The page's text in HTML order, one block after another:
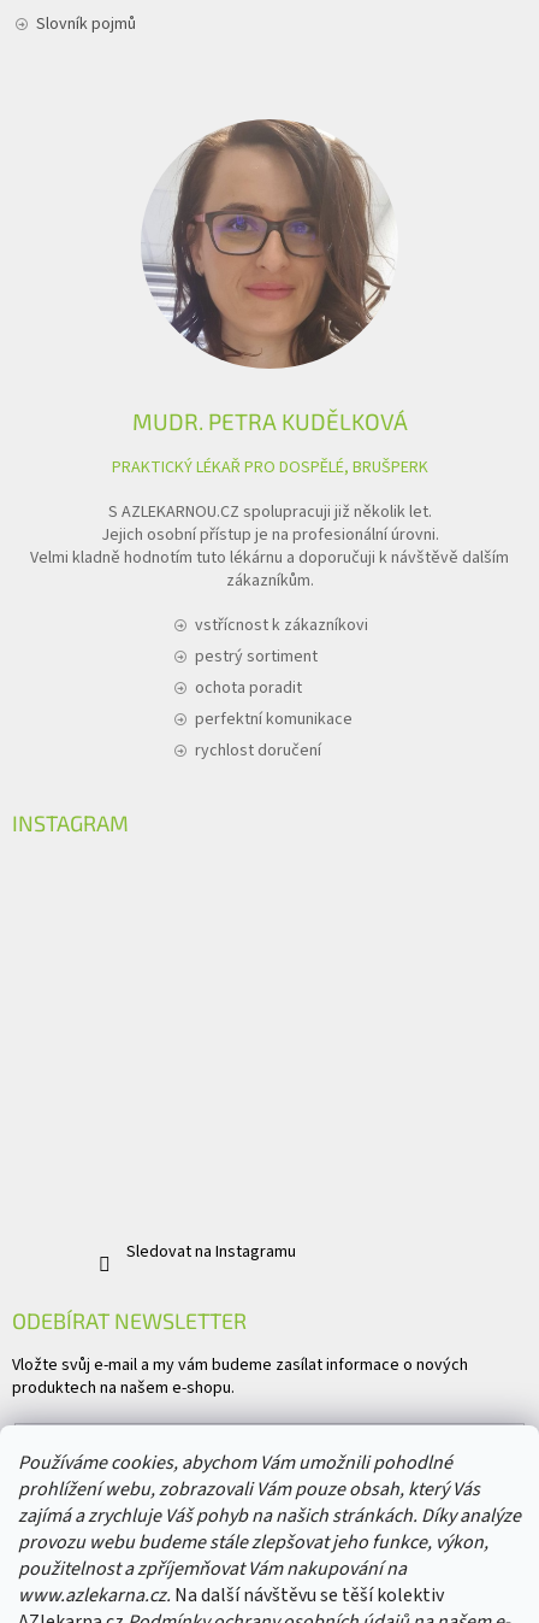
Používáme cookies, abychom Vám umožnili pohodlné
prohlížení webu, zobrazovali Vám pouze obsah, který Vás
zajímá a zrychluje Váš pohyb na našich stránkách. Díky analýze
provozu webu budeme stále zlepšovat jeho funkce, výkon,
použitelnost a zpříjemňovat Vám nakupování na
www.azlekarna.cz. Na další návštěvu se těší kolektiv
Slovník pojmů
MUDR. PETRA KUDĚLKOVÁ
PRAKTICKÝ LÉKAŘ PRO DOSPĚLÉ, BRUŠPERK
S AZLEKARNOU.CZ spolupracuji již několik let.
Jejich osobní přístup je na profesionální úrovni.
Velmi kladně hodnotím tuto lékárnu a doporučuji k návštěvě dalším
zákazníkům.
vstřícnost k zákazníkovi
pestrý sortiment
ochota poradit
perfektní komunikace
rychlost doručení
INSTAGRAM
Sledovat na Instagramu
ODEBÍRAT NEWSLETTER
Vložte svůj e-mail a my vám budeme zasílat informace o nových
produktech na našem e-shopu.
Vložením e-mailu souhlasíte spodmínkami ochrany osobních údajů
PŘIHLÁSIT SE